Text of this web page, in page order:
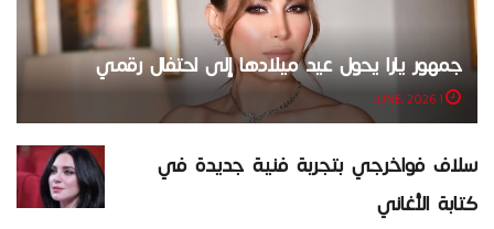
جمهور يارا يحول عيد ميلادها إلى احتفال رقمي
سلاف فواخرجي بتجربة فنية جديدة في
كتابة الأغاني